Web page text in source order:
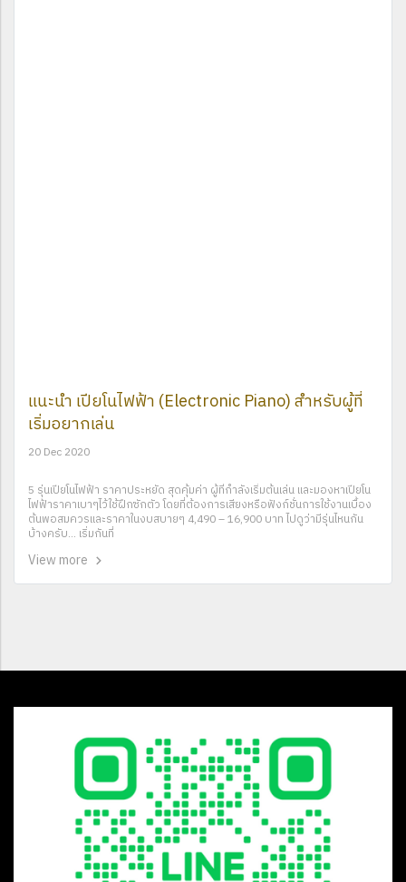
แนะนำ เปียโนไฟฟ้า (Electronic Piano) สำหรับผู้ที่
เริ่มอยากเล่น
20 Dec 2020
5 รุ่นเปียโนไฟฟ้า ราคาประหยัด สุดคุ้มค่า ผู้ที่กำลังเริ่มต้นเล่น และมองหาเปียโน
ไฟฟ้าราคาเบาๆไว้ใช้ฝึกซักตัว โดยที่ต้องการเสียงหรือฟังก์ชั่นการใช้งานเบื้อง
ต้นพอสมควรและราคาในงบสบายๆ 4,490 – 16,900 บาท ไปดูว่ามีรุ่นไหนกัน
บ้างครับ... เริ่มกันที่
View more